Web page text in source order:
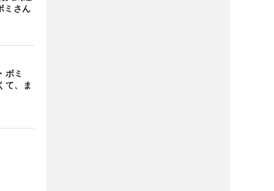
ミさん
ボミ
て、ま